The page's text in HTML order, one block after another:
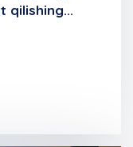
murojaat qilishing...